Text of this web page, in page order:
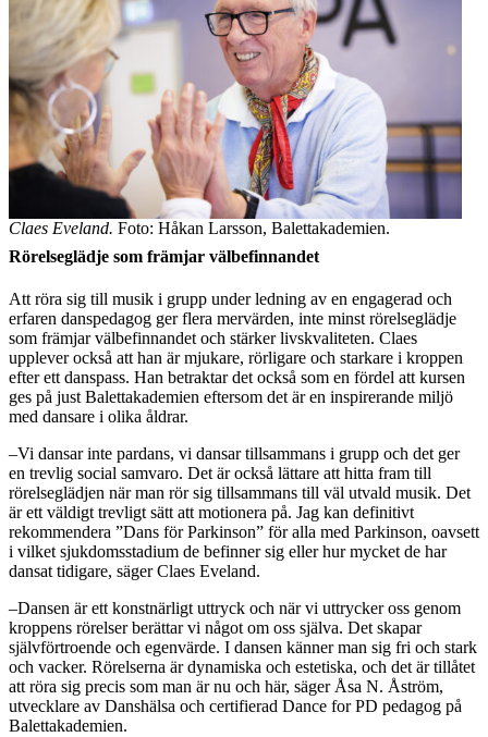
Claes Eveland. Foto: Håkan Larsson, Balettakademien.
Rörelseglädje som främjar välbefinnandet
Att röra sig till musik i grupp under ledning av en engagerad och
erfaren danspedagog ger flera mervärden, inte minst rörelseglädje
som främjar välbefinnandet och stärker livskvaliteten. Claes
upplever också att han är mjukare, rörligare och starkare i kroppen
efter ett danspass. Han betraktar det också som en fördel att kursen
ges på just Balettakademien eftersom det är en inspirerande miljö
med dansare i olika åldrar.
–Vi dansar inte pardans, vi dansar tillsammans i grupp och det ger
en trevlig social samvaro. Det är också lättare att hitta fram till
rörelseglädjen när man rör sig tillsammans till väl utvald musik. Det
är ett väldigt trevligt sätt att motionera på. Jag kan definitivt
rekommendera ”Dans för Parkinson” för alla med Parkinson, oavsett
i vilket sjukdomsstadium de befinner sig eller hur mycket de har
dansat tidigare, säger Claes Eveland.
–Dansen är ett konstnärligt uttryck och när vi uttrycker oss genom
kroppens rörelser berättar vi något om oss själva. Det skapar
självförtroende och egenvärde. I dansen känner man sig fri och stark
och vacker. Rörelserna är dynamiska och estetiska, och det är tillåtet
att röra sig precis som man är nu och här, säger Åsa N. Åström,
utvecklare av Danshälsa och certifierad Dance for PD pedagog på
Balettakademien.